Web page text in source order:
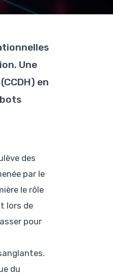
Une
en
des
par le
le rôle
lors de
pour
du